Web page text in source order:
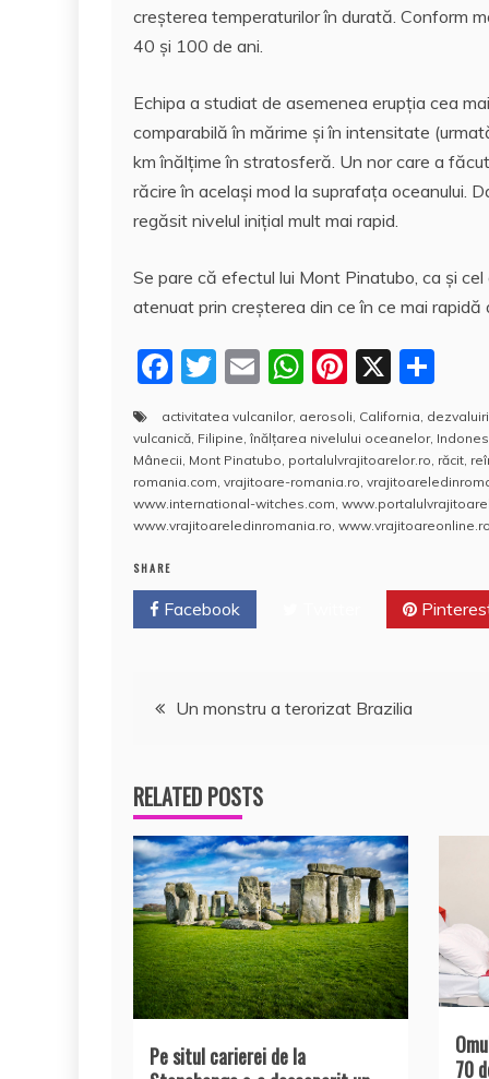
creşterea temperaturilor în durată. Conform
40 şi 100 de ani.
Echipa a studiat de asemenea erupţia cea
comparabilă în mărime şi în intensitate
km înălţime în stratosferă. Un nor care a
răcire în acelaşi mod la suprafaţa oceanului.
regăsit nivelul iniţial mult mai rapid.
Se pare că efectul lui Mont Pinatubo, ca şi
atenuat prin creşterea din ce în ce mai
F
a
c
e
b
o
k
T
itt
er
E
m
ai
l
W
at
s
A
p
Pi
nt
er
e
st
X
rt
aj
e
a
ă
activitatea vulcanilor, aerosoli, California,
vulcanică, Filipine, înălţarea nivelului oceanelor,
Mânecii, Mont Pinatubo, portalulvrajitoarelor.ro, răcit,
romania.com, vrajitoare-romania.ro,
www.international-witches.com,
www.vrajitoareledinromania.ro,
SHARE
Facebook
Navigare
articole
Un monstru a terorizat Brazilia
RELATED POSTS
Pe situl carierei de la
70